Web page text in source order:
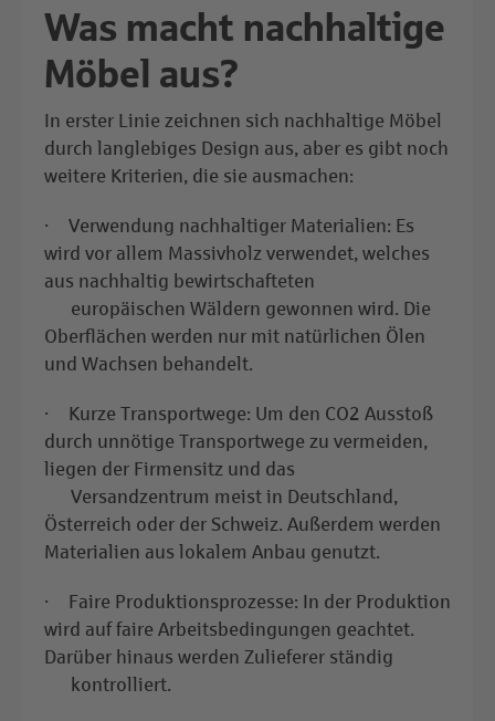
Was macht nachhaltige
Möbel aus?
In erster Linie zeichnen sich nachhaltige Möbel
durch langlebiges Design aus, aber es gibt noch
weitere Kriterien, die sie ausmachen:
· Verwendung nachhaltiger Materialien: Es
wird vor allem Massivholz verwendet, welches
aus nachhaltig bewirtschafteten
europäischen Wäldern gewonnen wird. Die
Oberflächen werden nur mit natürlichen Ölen
und Wachsen behandelt.
· Kurze Transportwege: Um den CO2 Ausstoß
durch unnötige Transportwege zu vermeiden,
liegen der Firmensitz und das
Versandzentrum meist in Deutschland,
Österreich oder der Schweiz. Außerdem werden
Materialien aus lokalem Anbau genutzt.
· Faire Produktionsprozesse: In der Produktion
wird auf faire Arbeitsbedingungen geachtet.
Darüber hinaus werden Zulieferer ständig
kontrolliert.